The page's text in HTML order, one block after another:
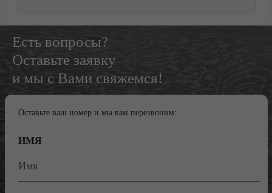
Есть вопросы?
Оставьте заявку
и мы с Вами свяжемся!
Оставьте ваш номер и мы вам перезвоним:
ИМЯ